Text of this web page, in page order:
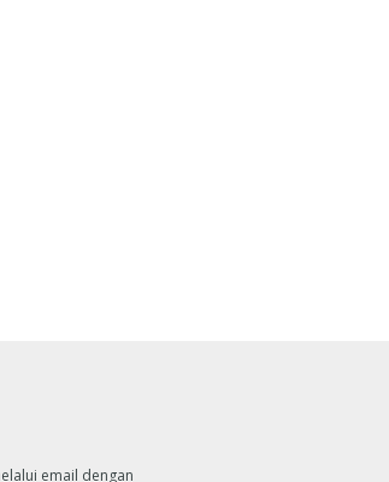
email dengan